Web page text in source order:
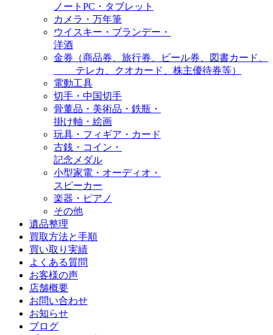
ノートPC・タブレット
カメラ・万年筆
ウイスキー・ブランデー・
洋酒
金券（商品券、旅行券、ビール券、図書カード、
テレカ、クオカード、株主優待券等）
電動工具
切手・中国切手
骨董品・美術品・鉄瓶・
掛け軸・絵画
玩具・フィギア・カード
古銭・コイン・
記念メダル
小型家電・オーディオ・
スピーカー
楽器・ピアノ
その他
遺品整理
買取方法と手順
買い取り実績
よくある質問
お客様の声
店舗概要
お問い合わせ
お知らせ
ブログ